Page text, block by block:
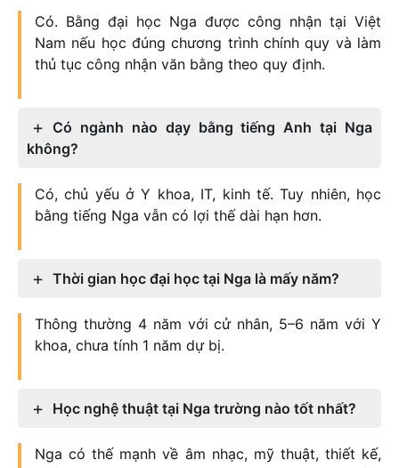
Có. Bằng đại học Nga được công nhận tại Việt
Nam nếu học đúng chương trình chính quy và làm
thủ tục công nhận văn bằng theo quy định.
Có ngành nào dạy bằng tiếng Anh tại Nga
không?
Có, chủ yếu ở Y khoa, IT, kinh tế. Tuy nhiên, học
bằng tiếng Nga vẫn có lợi thế dài hạn hơn.
Thời gian học đại học tại Nga là mấy năm?
Thông thường 4 năm với cử nhân, 5–6 năm với Y
khoa, chưa tính 1 năm dự bị.
Học nghệ thuật tại Nga trường nào tốt nhất?
Nga có thế mạnh về âm nhạc, mỹ thuật, thiết kế,